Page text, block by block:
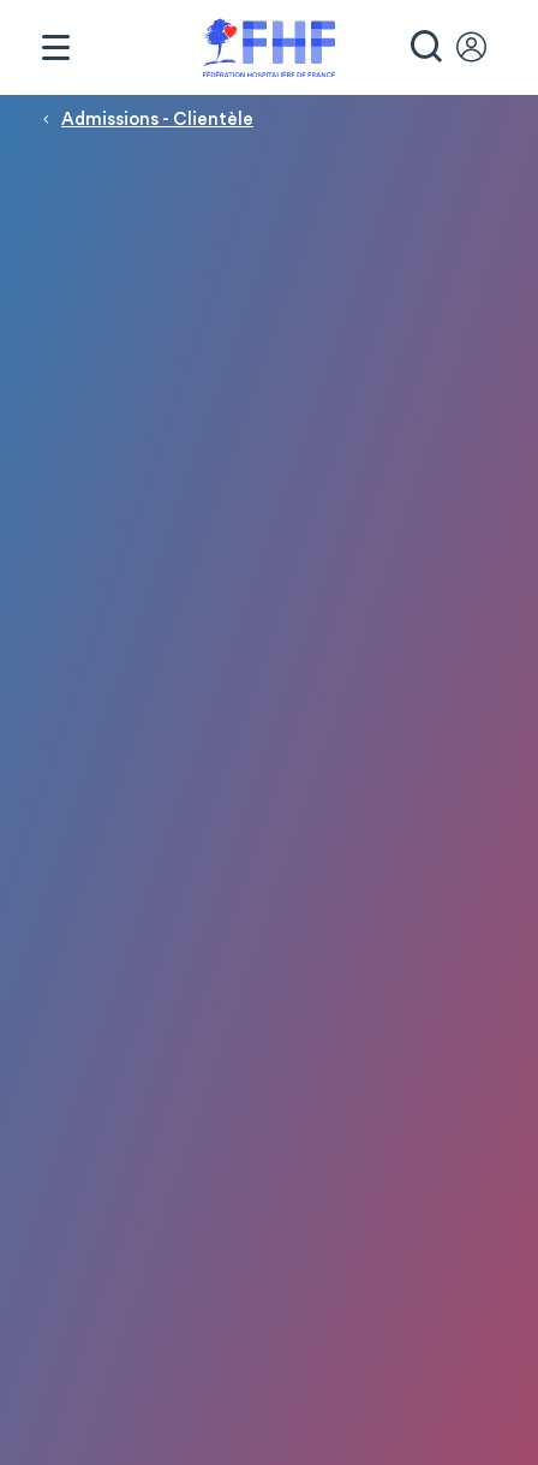
Fil d'Ariane
Admissions - Clientèle
Panneau de gestion des cookies